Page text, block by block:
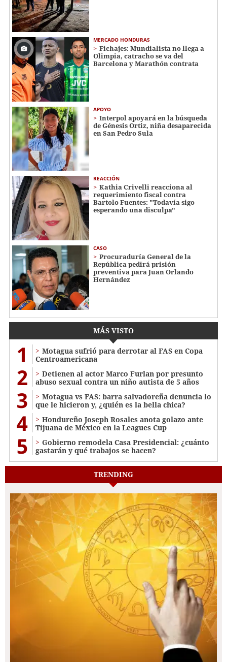
MERCADO HONDURAS
Fichajes: Mundialista no llega a
Olimpia, catracho se va del
Barcelona y Marathón contrata
APOYO
Interpol apoyará en la búsqueda
de Génesis Ortiz, niña desaparecida
en San Pedro Sula
REACCIÓN
Kathia Crivelli reacciona al
requerimiento fiscal contra
Bartolo Fuentes: "Todavía sigo
esperando una disculpa"
CASO
Procuraduría General de la
República pedirá prisión
preventiva para Juan Orlando
Hernández
MÁS VISTO
1
Motagua sufrió para derrotar al FAS en Copa
Centroamericana
2
Detienen al actor Marco Furlan por presunto
abuso sexual contra un niño autista de 5 años
3
Motagua vs FAS: barra salvadoreña denuncia lo
que le hicieron y, ¿quién es la bella chica?
4
Hondureño Joseph Rosales anota golazo ante
Tijuana de México en la Leagues Cup
5
Gobierno remodela Casa Presidencial: ¿cuánto
gastarán y qué trabajos se hacen?
TRENDING